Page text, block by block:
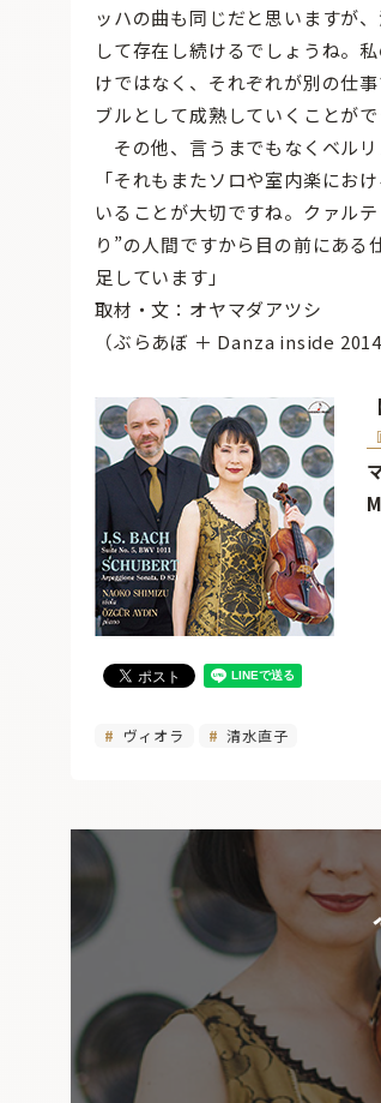
ッハの曲も同じだと思いますが
して存在し続けるでしょうね。
けではなく、それぞれが別の仕
ブルとして成熟していくことが
その他、言うまでもなくベルリ
「それもまたソロや室内楽にお
いることが大切ですね。クァル
り”の人間ですから目の前にあ
足しています」
取材・文：オヤマダアツシ
（ぶらあぼ ＋ Danza inside
ヴィオラ 清水直子